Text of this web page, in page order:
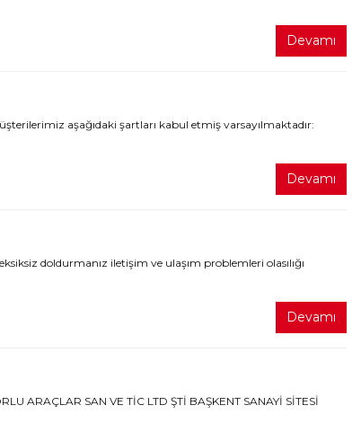
Devamı
aşağıdaki şartları kabul etmiş varsayılmaktadır:
Devamı
doldurmanız iletişim ve ulaşım problemleri olasılığı
Devamı
ARAÇLAR SAN VE TİC LTD ŞTİ BAŞKENT SANAYİ SİTESİ